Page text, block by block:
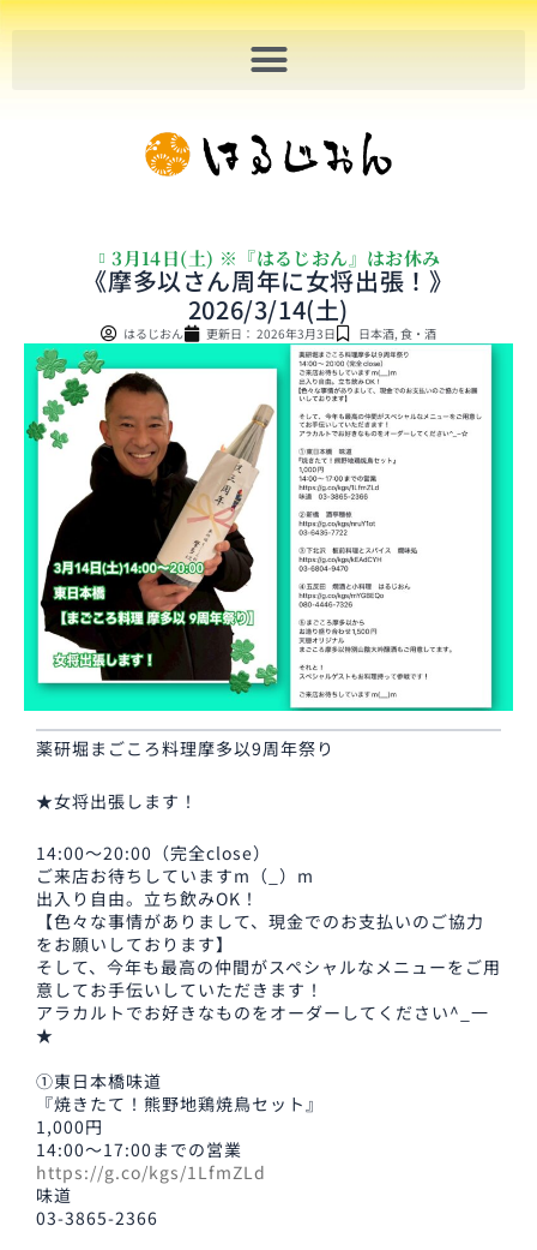
内
容
3月14日(土) ※『はるじおん』はお休み
《摩多以さん周年に女将出張！》
2026/3/14(土)
はるじおん 更新日： 2026年3月3日 日本酒, 食・酒
薬研堀まごころ料理摩多以9周年祭り
★女将出張します！
14:00〜20:00（完全close）
ご来店お待ちしていますm（_）m
出入り自由。立ち飲みOK！
【色々な事情がありまして、現金でのお支払いのご協力
をお願いしております】
そして、今年も最高の仲間がスペシャルなメニューをご用
意してお手伝いしていただきます！
アラカルトでお好きなものをオーダーしてください^_一
★
①東日本橋味道
『焼きたて！熊野地鶏焼鳥セット』
1,000円
14:00～17:00までの営業
https://g.co/kgs/1LfmZLd
味道
03-3865-2366